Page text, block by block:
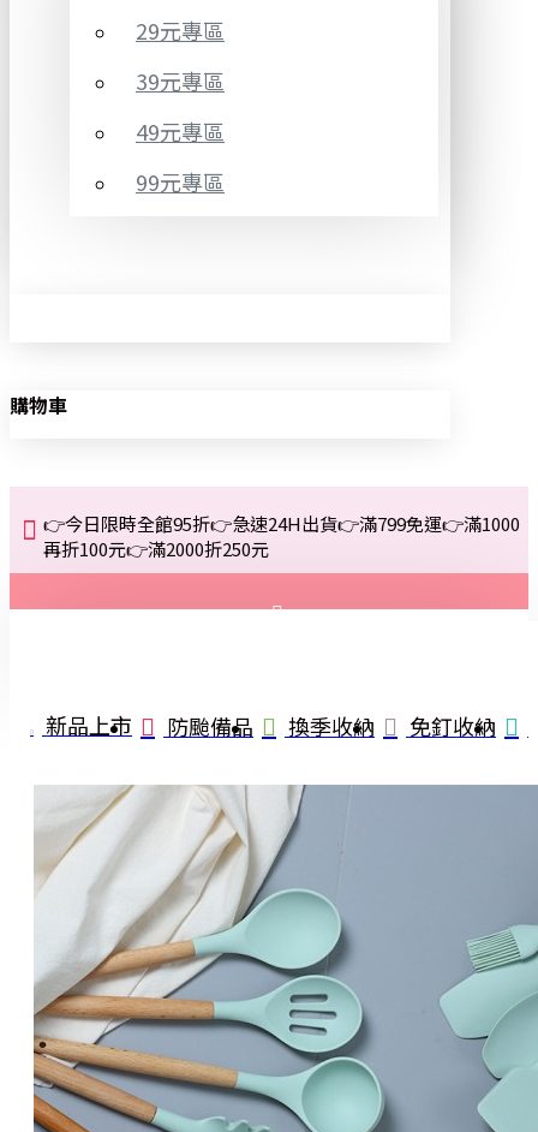
29元專區
39元專區
49元專區
99元專區
購物車
👉今日限時全館95折👉急速24H出貨👉滿799免運👉滿1000
再折100元👉滿2000折250元
註冊
詢問
新品上市 防颱備品 換季收納 免釘收納